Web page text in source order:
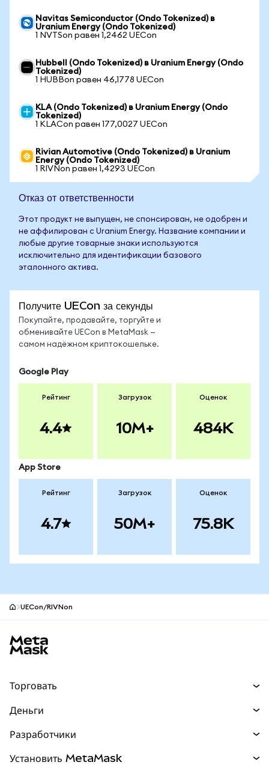
Navitas Semiconductor (Ondo Tokenized) в
Uranium Energy (Ondo Tokenized)
1 NVTSon равен 1,2462 UECon
Hubbell (Ondo Tokenized) в Uranium Energy (Ondo
Tokenized)
1 HUBBon равен 46,1778 UECon
KLA (Ondo Tokenized) в Uranium Energy (Ondo
Tokenized)
1 KLACon равен 177,0027 UECon
Rivian Automotive (Ondo Tokenized) в Uranium
Energy (Ondo Tokenized)
1 RIVNon равен 1,4293 UECon
Отказ от ответственности
Этот продукт не выпущен, не спонсирован, не одобрен и
не аффилирован с Uranium Energy. Название компании и
любые другие товарные знаки используются
исключительно для идентификации базового
эталонного актива.
Получите UECon за секунды
Покупайте, продавайте, торгуйте и
обменивайте UECon в MetaMask —
самом надёжном криптокошельке.
Google Play
Рейтинг
4.4
Загрузок
10M+
Оценок
484K
App Store
Рейтинг
4.7
Загрузок
50M+
Оценок
75.8K
UECon/RIVNon
Торговать
Прогнозы
Перпы НОВИНКА
Деньги
mUSD
Разработчики
Установить MetaMask